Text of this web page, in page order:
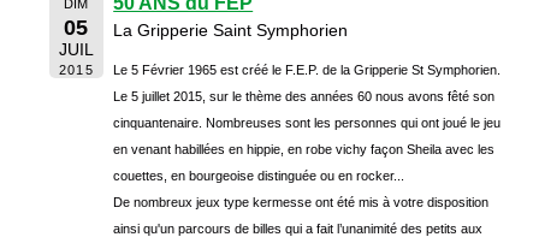
DIM
05
JUIL
2015
La Gripperie Saint Symphorien
Le 5 Février 1965 est créé le F.E.P. de la Gripperie St Symphorien.
Le 5 juillet 2015, sur le thème des années 60 nous avons fêté son
cinquantenaire. Nombreuses sont les personnes qui ont joué le jeu
en venant habillées en hippie, en robe vichy façon Sheila avec les
couettes, en bourgeoise distinguée ou en rocker...
De nombreux jeux type kermesse ont été mis à votre disposition
ainsi qu'un parcours de billes qui a fait l’unanimité des petits aux